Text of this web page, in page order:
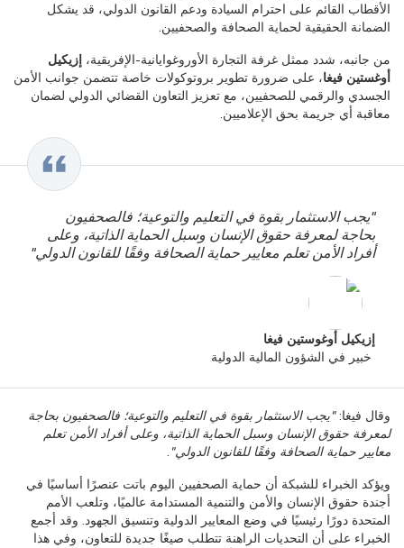
الأقطاب القائم على احترام السيادة ودعم القانون الدولي، قد يشكل
الضمانة الحقيقية لحماية الصحافة والصحفيين.
من جانبه، شدد ممثل غرفة التجارة الأوروغوايانية-الإفريقية، إزيكيل
أوغستين فيغا، على ضرورة تطوير بروتوكولات خاصة تتضمن جوانب الأمن
الجسدي والرقمي للصحفيين، مع تعزيز التعاون القضائي الدولي لضمان
معاقبة أي جريمة بحق الإعلاميين.
"يجب الاستثمار بقوة في التعليم والتوعية؛ فالصحفيون
بحاجة لمعرفة حقوق الإنسان وسبل الحماية الذاتية، وعلى
أفراد الأمن تعلم معايير حماية الصحافة وفقًا للقانون الدولي"
إزيكيل أوغوستين فيغا
خبير في الشؤون المالية الدولية
وقال فيغا:"يجب الاستثمار بقوة في التعليم والتوعية؛ فالصحفيون بحاجة
لمعرفة حقوق الإنسان وسبل الحماية الذاتية، وعلى أفراد الأمن تعلم
معايير حماية الصحافة وفقًا للقانون الدولي"
ويؤكد الخبراء للشبكة أن حماية الصحفيين اليوم باتت عنصرًا أساسيًا في
أجندة حقوق الإنسان والأمن والتنمية المستدامة عالميًا، وتلعب الأمم
المتحدة دورًا رئيسيًا في وضع المعايير الدولية وتنسيق الجهود. وقد أجمع
الخبراء على أن التحديات الراهنة تتطلب صيغًا جديدة للتعاون، وفي هذا